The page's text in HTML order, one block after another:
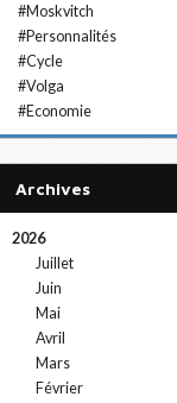
#Moskvitch
#Personnalités
#Cycle
#Volga
#Economie
Archives
2026
Juillet
Juin
Mai
Avril
Mars
Février